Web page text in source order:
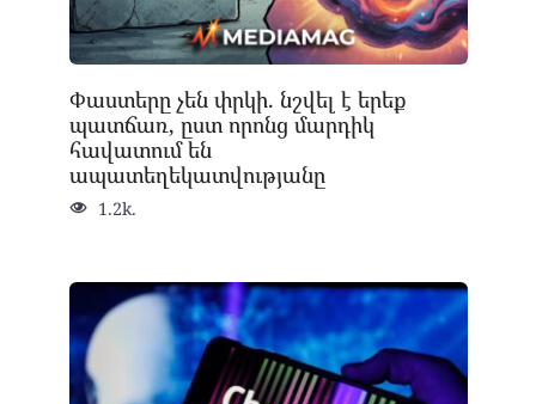
Փաստերը չեն փրկի. նշվել է երեք
պատճառ, ըստ որոնց մարդիկ
հավատում են
ապատեղեկատվությանը
1.2k.